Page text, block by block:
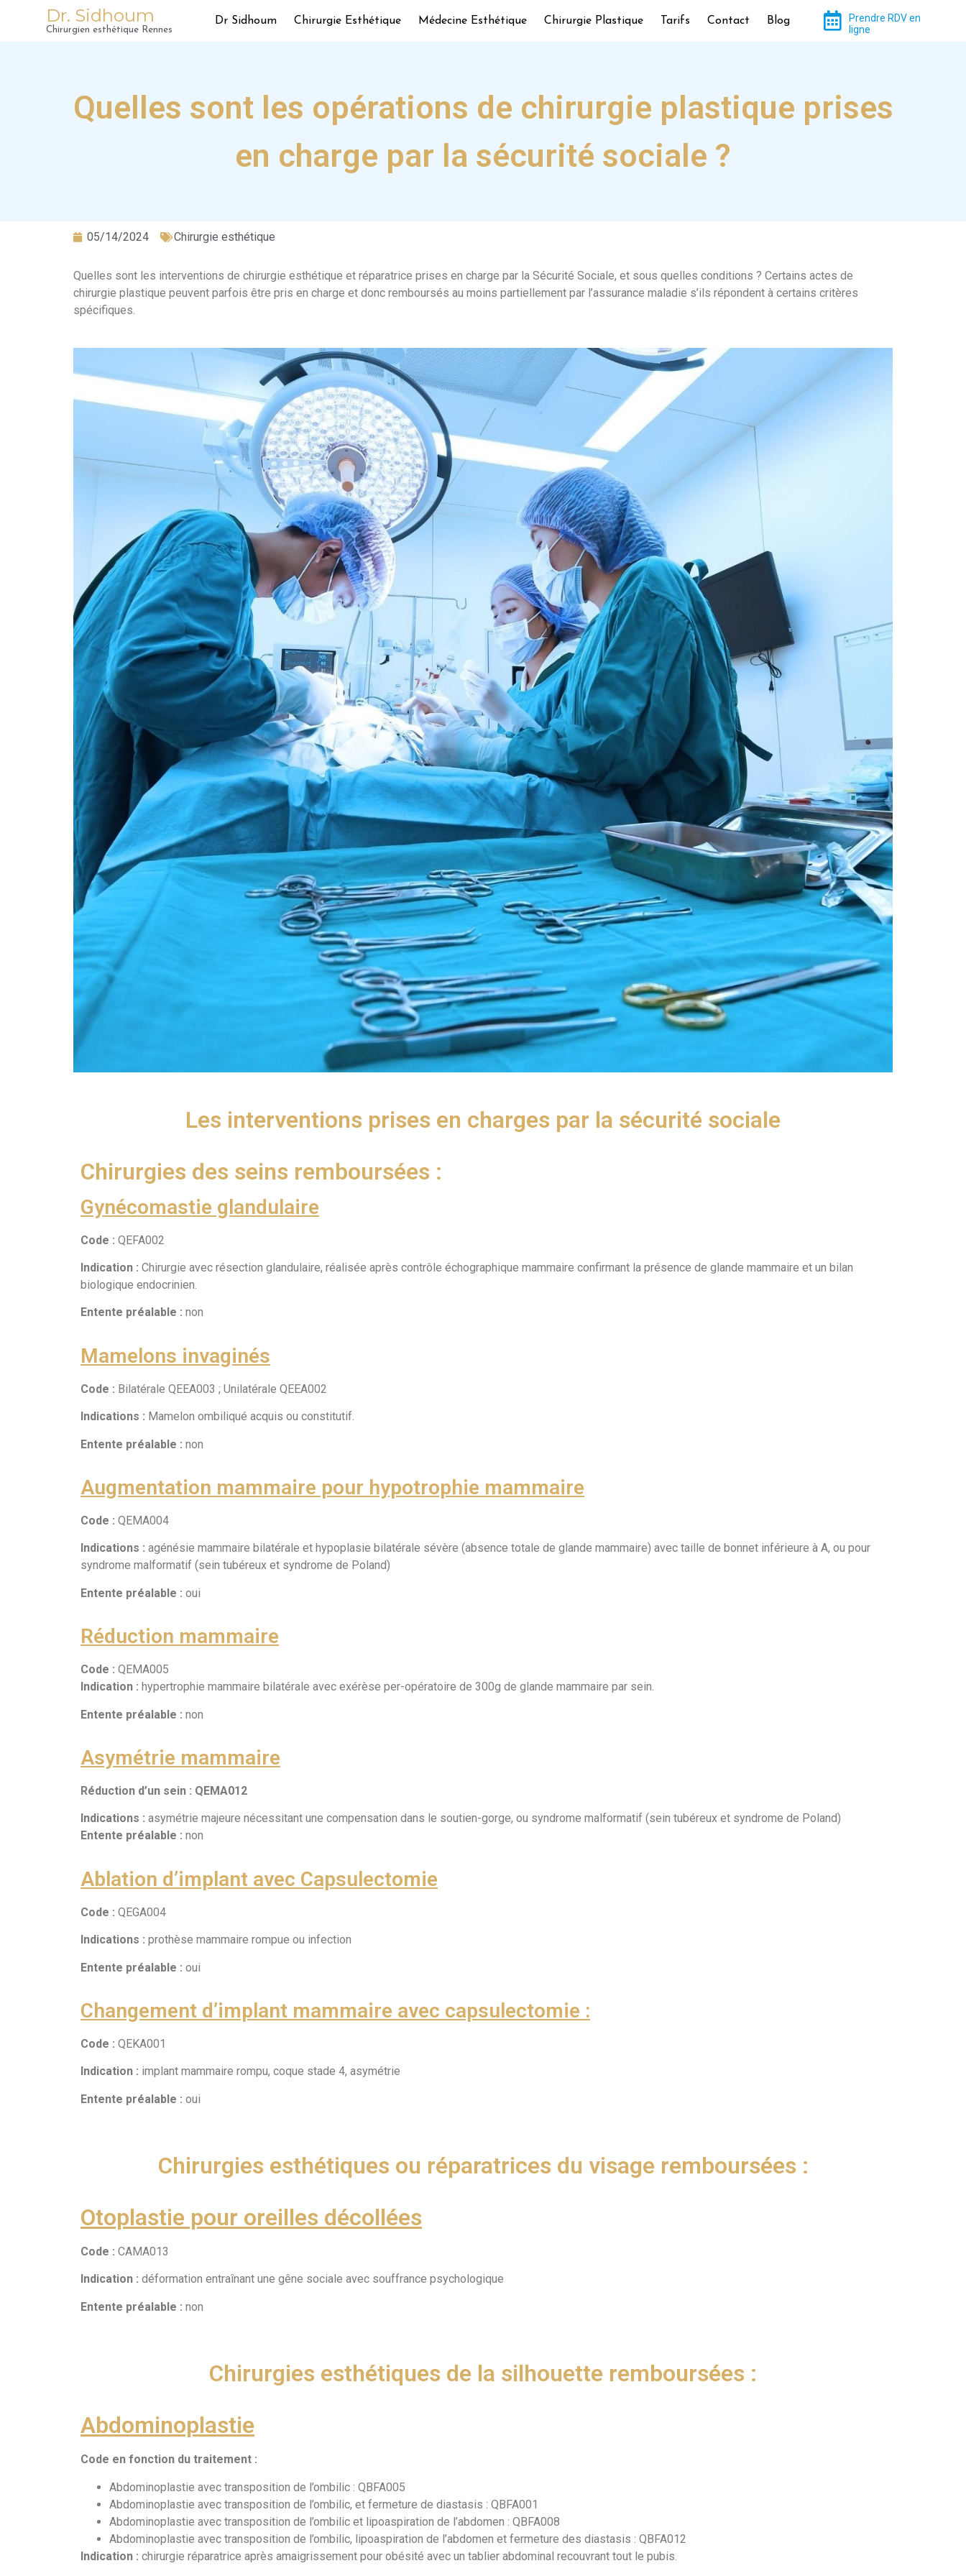
Dr. Sidhoum
Chirurgien esthétique Rennes
Dr Sidhoum Chirurgie Esthétique Médecine Esthétique Chirurgie Plastique Tarifs Contact Blog
Prendre RDV en
ligne
Quelles sont les opérations de chirurgie plastique prises
en charge par la sécurité sociale ?
05/14/2024 Chirurgie esthétique
Quelles sont les interventions de chirurgie esthétique et réparatrice prises en charge par la Sécurité Sociale, et sous quelles conditions ? Certains actes de
chirurgie plastique peuvent parfois être pris en charge et donc remboursés au moins partiellement par l’assurance maladie s’ils répondent à certains critères
spécifiques.
Les interventions prises en charges par la sécurité sociale
Chirurgies des seins remboursées :
Gynécomastie glandulaire
Code : QEFA002
Indication : Chirurgie avec résection glandulaire, réalisée après contrôle échographique mammaire confirmant la présence de glande mammaire et un bilan
biologique endocrinien.
Entente préalable : non
Mamelons invaginés
Code : Bilatérale QEEA003 ; Unilatérale QEEA002
Indications : Mamelon ombiliqué acquis ou constitutif.
Entente préalable : non
Augmentation mammaire pour hypotrophie mammaire
Code : QEMA004
Indications : agénésie mammaire bilatérale et hypoplasie bilatérale sévère (absence totale de glande mammaire) avec taille de bonnet inférieure à A, ou pour
syndrome malformatif (sein tubéreux et syndrome de Poland)
Entente préalable : oui
Réduction mammaire
Code : QEMA005
Indication : hypertrophie mammaire bilatérale avec exérèse per-opératoire de 300g de glande mammaire par sein.
Entente préalable : non
Asymétrie mammaire
Réduction d’un sein : QEMA012
Indications : asymétrie majeure nécessitant une compensation dans le soutien-gorge, ou syndrome malformatif (sein tubéreux et syndrome de Poland)
Entente préalable : non
Ablation d’implant avec Capsulectomie
Code : QEGA004
Indications : prothèse mammaire rompue ou infection
Entente préalable : oui
Changement d’implant mammaire avec capsulectomie :
Code : QEKA001
Indication : implant mammaire rompu, coque stade 4, asymétrie
Entente préalable : oui
Chirurgies esthétiques ou réparatrices du visage remboursées :
Otoplastie pour oreilles décollées
Code : CAMA013
Indication : déformation entraînant une gêne sociale avec souffrance psychologique
Entente préalable : non
Chirurgies esthétiques de la silhouette remboursées :
Abdominoplastie
Code en fonction du traitement :
Abdominoplastie avec transposition de l’ombilic : QBFA005
Abdominoplastie avec transposition de l’ombilic, et fermeture de diastasis : QBFA001
Abdominoplastie avec transposition de l’ombilic et lipoaspiration de l’abdomen : QBFA008
Abdominoplastie avec transposition de l’ombilic, lipoaspiration de l’abdomen et fermeture des diastasis : QBFA012
Indication : chirurgie réparatrice après amaigrissement pour obésité avec un tablier abdominal recouvrant tout le pubis.